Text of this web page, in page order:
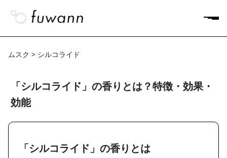
ムスク > シルコライド
「シルコライド」の香りとは？特徴・効果・
効能
「シルコライド」の香りとは